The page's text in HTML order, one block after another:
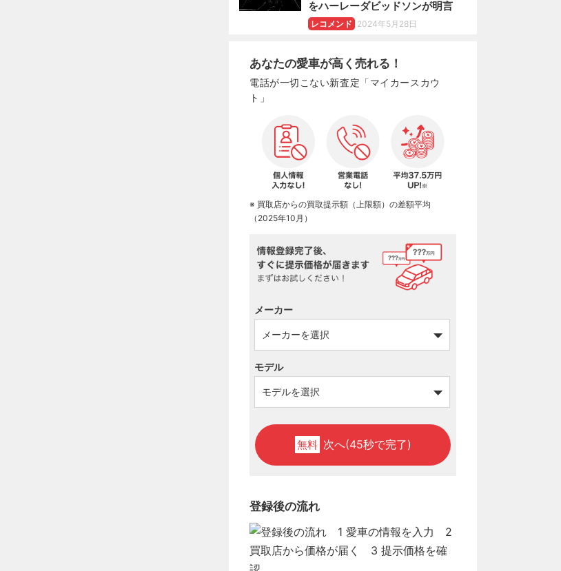
をハーレーダビッドソンが明言
レコメンド 2024年5月28日
あなたの愛車が高く売れる！
電話が一切こない新査定「マイカースカウ
ト」
※ 買取店からの買取提示額（上限額）の差額平均
（2025年10月）
メーカー
モデル
無料 次へ(45秒で完了)
登録後の流れ